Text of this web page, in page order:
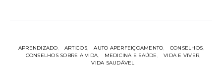
APRENDIZADO ARTIGOS AUTO APERFEIÇOAMENTO
CONSELHOS
CONSELHOS SOBRE A VIDA
MEDICINA E SAÚDE
VIDA E VIVER
VIDA SAUDÁVEL